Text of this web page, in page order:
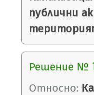
публични
Решение №
Относно: